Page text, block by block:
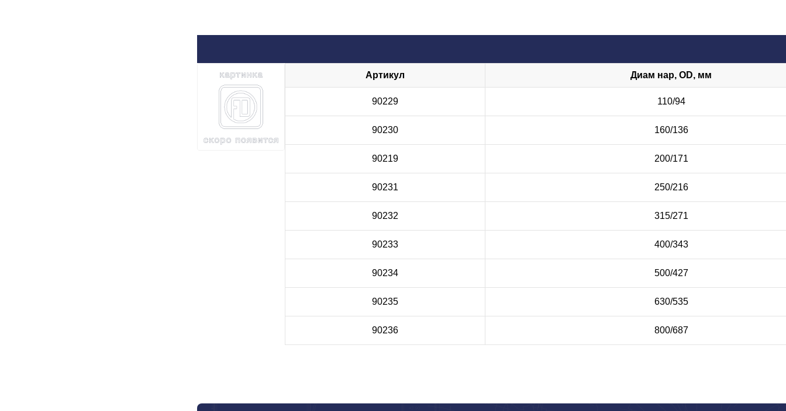
Артикул Диам нар, OD, мм
90229 110/94
90230 160/136
90219 200/171
90231 250/216
90232 315/271
90233 400/343
90234 500/427
90235 630/535
90236 800/687